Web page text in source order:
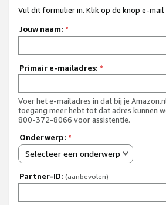
Vul dit formulier in. Klik op de knop e-
Jouw naam: *
Primair e-mailadres: *
Voer het e-mailadres in dat bij je
toegang meer hebt tot dat adres kunnen
800-372-8066 voor assistentie.
Onderwerp: *
Selecteer een onderwerp
Partner-ID: (aanbevolen)